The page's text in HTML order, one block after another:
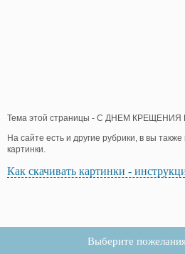
Тема этой страницы - С ДНЕМ
На сайте есть и другие рубрики, в вы
картинки.
Как скачивать картинки -
Выберите